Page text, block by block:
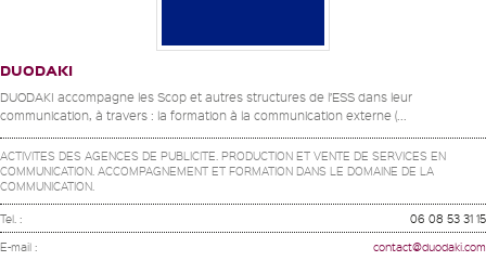
DUODAKI
DUODAKI accompagne les Scop et autres structures de l’ESS dans leur
communication, à travers : la formation à la communication externe (...
ACTIVITES DES AGENCES DE PUBLICITE. PRODUCTION ET VENTE DE SERVICES EN
COMMUNICATION. ACCOMPAGNEMENT ET FORMATION DANS LE DOMAINE DE LA
COMMUNICATION.
Tel. : 06 08 53 31 15
E-mail : contact@duodaki.com